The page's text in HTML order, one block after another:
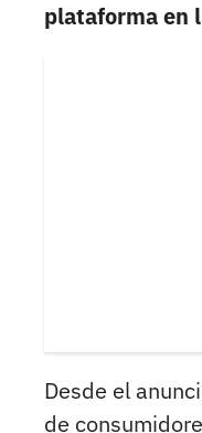
plataforma en
Desde el
de